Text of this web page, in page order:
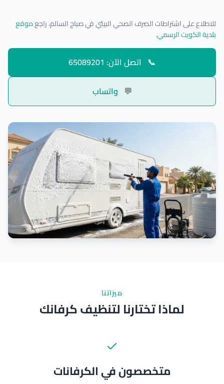
للاطلاع على اشتراطات الصرف الصحي البيئي في صباح السالم، راجعموقع
بلدية الكويت الرسمي.
📞 اتصل الآن: 65089201
💬 واتساب
ميزاتنا
لماذا تختارنا لتنظيف كرفانك
متخصصون في الكرفانات